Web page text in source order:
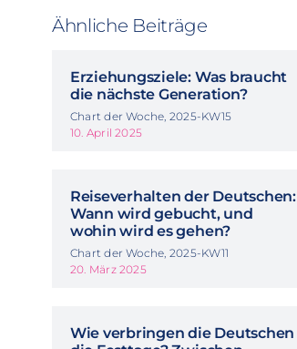
Ähnliche Beiträge
Erziehungsziele: Was braucht
die nächste Generation?
Chart der Woche, 2025-KW15
10. April 2025
Reiseverhalten der Deutschen:
Wann wird gebucht, und
wohin wird es gehen?
Chart der Woche, 2025-KW11
20. März 2025
Wie verbringen die Deutschen